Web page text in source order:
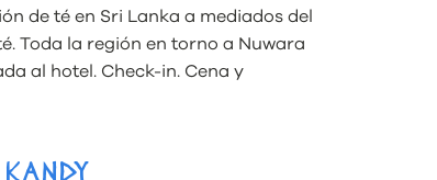
de té en Sri Lanka a mediados del
Toda la región en torno a Nuwara
al hotel. Check-in. Cena y